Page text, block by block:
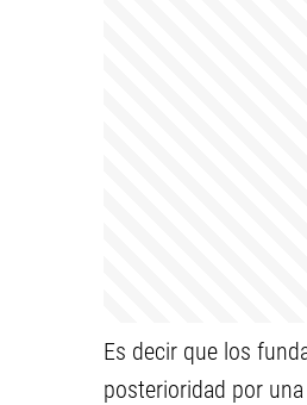
Es decir que los
posterioridad por